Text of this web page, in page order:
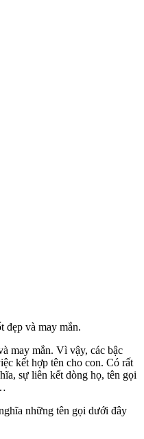
đẹp và may mắn.
may mắn. Vì vậy, các bậc
kết hợp tên cho con. Có rất
sự liên kết dòng họ, tên gọi
những tên gọi dưới đây